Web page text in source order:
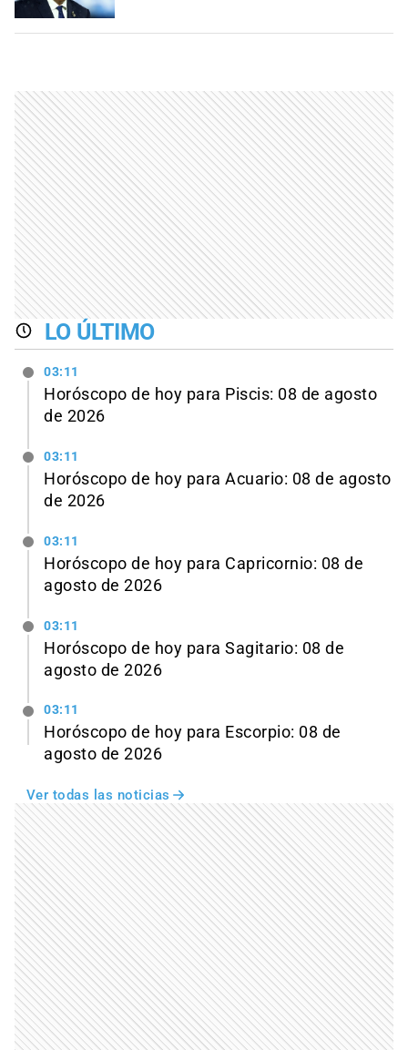
LO ÚLTIMO
03:11
Horóscopo de hoy para Piscis: 08 de agosto
de 2026
03:11
Horóscopo de hoy para Acuario: 08 de agosto
de 2026
03:11
Horóscopo de hoy para Capricornio: 08 de
agosto de 2026
03:11
Horóscopo de hoy para Sagitario: 08 de
agosto de 2026
03:11
Horóscopo de hoy para Escorpio: 08 de
agosto de 2026
Ver todas las noticias